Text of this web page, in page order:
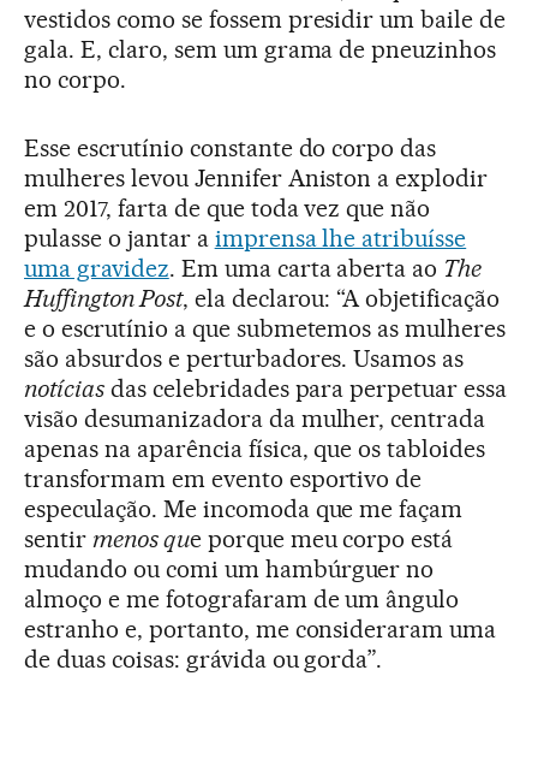
vestidos como se fossem presidir um baile de
gala. E, claro, sem um grama de pneuzinhos
no corpo.
Esse escrutínio constante do corpo das
mulheres levou Jennifer Aniston a explodir
em 2017, farta de que toda vez que não
pulasse o jantar a imprensa lhe atribuísse
uma gravidez. Em uma carta aberta ao The
Huffington Post, ela declarou: “A objetificação
e o escrutínio a que submetemos as mulheres
são absurdos e perturbadores. Usamos as
notíciasdas celebridades para perpetuar essa
visão desumanizadora da mulher, centrada
apenas na aparência física, que os tabloides
transformam em evento esportivo de
especulação. Me incomoda que me façam
sentir menos que porque meu corpo está
mudando ou comi um hambúrguer no
almoço e me fotografaram de um ângulo
estranho e, portanto, me consideraram uma
de duas coisas: grávida ou gorda”.